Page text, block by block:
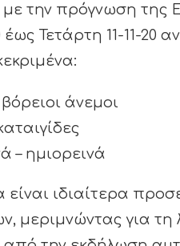
την πρόγνωση της
Τετάρτη 11-11-20
άνεμοι
– ημιορεινά
είναι ιδιαίτερα
μεριμνώντας για